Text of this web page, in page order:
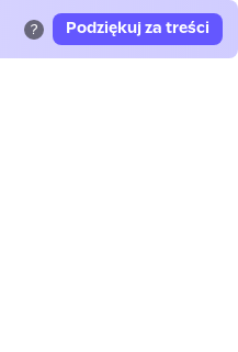
? Podziękuj za treści